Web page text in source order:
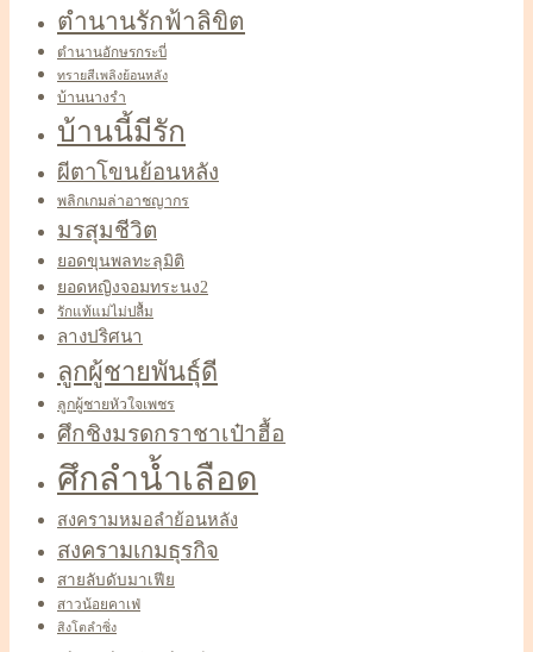
ตำนานรักฟ้าลิขิต
ตำนานอักษรกระบี่
ทรายสีเพลิงย้อนหลัง
บ้านนางรำ
บ้านนี้มีรัก
ผีตาโขนย้อนหลัง
พลิกเกมล่าอาชญากร
มรสุมชีวิต
ยอดขุนพลทะลุมิติ
ยอดหญิงจอมทระนง2
รักแท้แม่ไม่ปลื้ม
ลางปริศนา
ลูกผู้ชายพันธุ์ดี
ลูกผู้ชายหัวใจเพชร
ศึกชิงมรดกราชาเป๋าฮื้อ
ศึกลำน้ำเลือด
สงครามหมอลำย้อนหลัง
สงครามเกมธุรกิจ
สายลับดับมาเฟีย
สาวน้อยคาเฟ่
สิงโตลำซิ่ง